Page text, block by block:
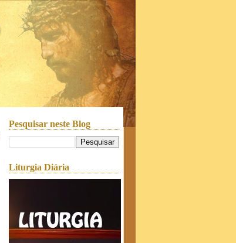
Pesquisar neste Blog
Liturgia Diária